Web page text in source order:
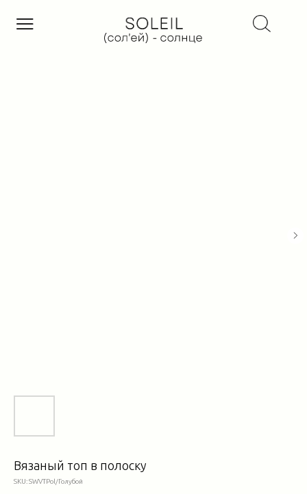
Вязаный топ в полоску
SKU:SWVTPol/Голубой